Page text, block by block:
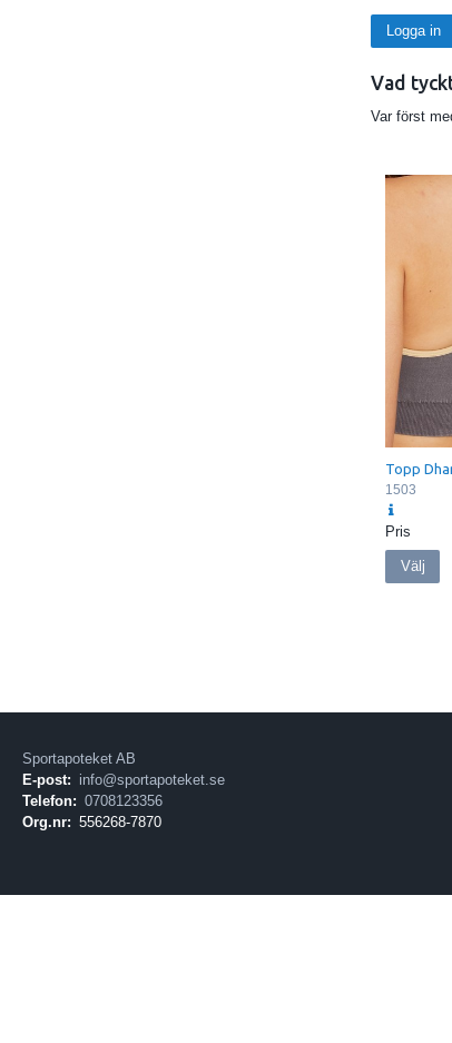
Logga in
Vad
Var först
Topp
1503
Pris
Välj
Sportapoteket AB
E-post: info@sportapoteket.se
Telefon: 0708123356
Org.nr: 556268-7870